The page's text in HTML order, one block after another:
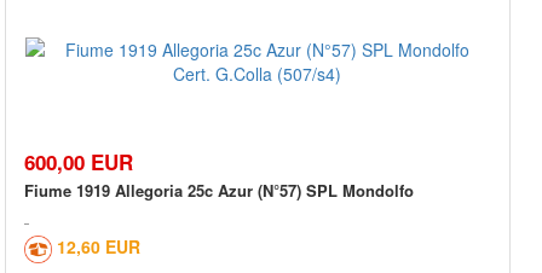
600,00 EUR
Fiume 1919 Allegoria 25c Azur (N°57) SPL Mondolfo
12,60 EUR